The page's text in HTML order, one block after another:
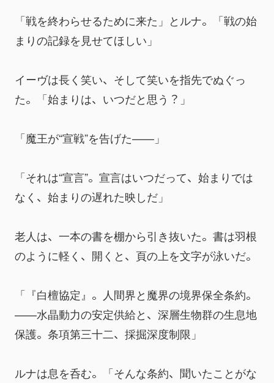
「戦を終わらせるために来た」とルナ。「戦の始
まりの記録を見せてほしい」
イーヴは長く笑い、そして笑いを指先でぬぐっ
た。「始まりは、いつだと思う？」
「魔王が“宣戦”を告げた——」
「それは“宣言”。宣言はいつだって、始まりでは
なく、始まりの遅れた映しだ」
老人は、一本の書を棚から引き抜いた。書は羽根
のように軽く、開くと、頁の上を文字が泳いだ。
「『白檀協定』。人間界と魔界の境界保全条約。
——水晶動力の安定供給と、深層生物群の生息地
保護。条項第三十二、採掘深度制限」
ルナは息を呑む。「そんな条約、聞いたことがな